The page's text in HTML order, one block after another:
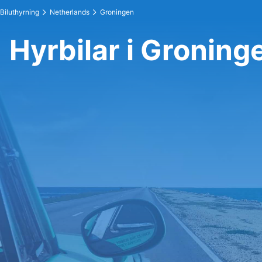
Biluthyrning Netherlands Groningen
Hyrbilar i